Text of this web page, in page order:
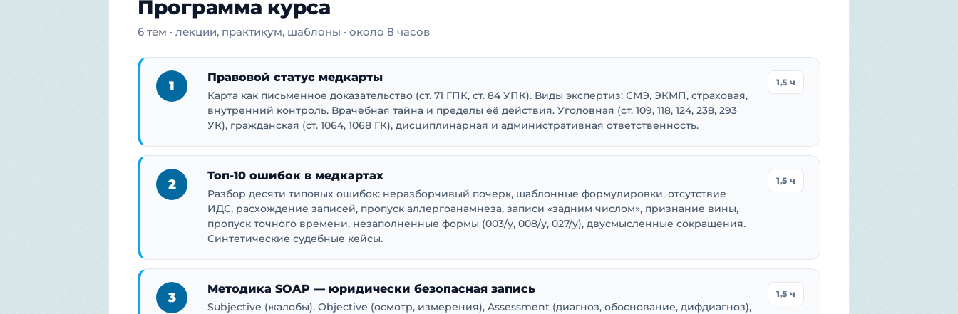
Программа курса
6 тем · лекции, практикум, шаблоны · около 8 часов
1
Правовой статус медкарты
Карта как письменное доказательство (ст. 71 ГПК, ст. 84 УПК). Виды экспертиз: СМЭ, ЭКМП, страховая,
внутренний контроль. Врачебная тайна и пределы её действия. Уголовная (ст. 109, 118, 124, 238, 293
УК), гражданская (ст. 1064, 1068 ГК), дисциплинарная и административная ответственность.
1,5 ч
2
Топ-10 ошибок в медкартах
Разбор десяти типовых ошибок: неразборчивый почерк, шаблонные формулировки, отсутствие
ИДС, расхождение записей, пропуск аллергоанамнеза, записи «задним числом», признание вины,
пропуск точного времени, незаполненные формы (003/у, 008/у, 027/у), двусмысленные сокращения.
Синтетические судебные кейсы.
1,5 ч
3
Методика SOAP — юридически безопасная запись
Subjective (жалобы), Objective (осмотр, измерения), Assessment (диагноз, обоснование, дифдиагноз),
1,5 ч